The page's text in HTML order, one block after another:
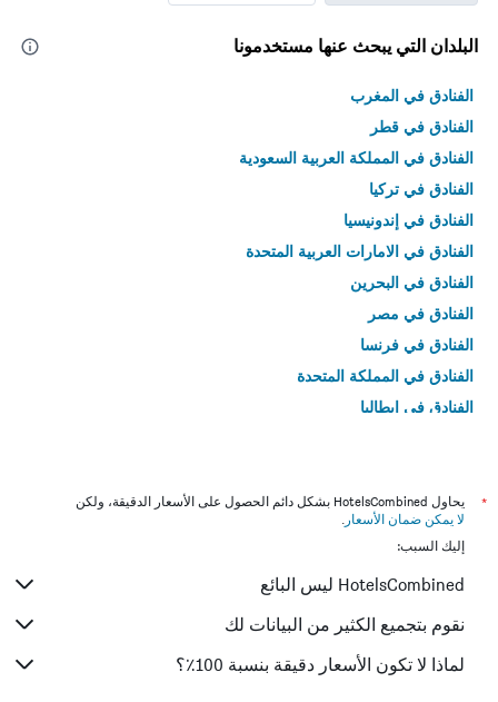
البلدان التي يبحث عنها مستخدمونا
الفنادق في المغرب
الفنادق في قطر
الفنادق في المملكة العربية السعودية
الفنادق في تركيا
الفنادق في إندونيسيا
الفنادق في الامارات العربية المتحدة
الفنادق في البحرين
الفنادق في مصر
الفنادق في فرنسا
الفنادق في المملكة المتحدة
الفنادق في إيطاليا
*
يحاول HotelsCombined بشكل دائم الحصول على الأسعار الدقيقة، ولكن
لا يمكن ضمان الأسعار .
إليك السبب:
HotelsCombined ليس البائع
نقوم بتجميع الكثير من البيانات لك
لماذا لا تكون الأسعار دقيقة بنسبة 100٪؟